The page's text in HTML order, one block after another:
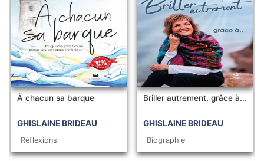
À chacun sa barque
GHISLAINE BRIDEAU
Réflexions
Briller autrement, grâce à...
GHISLAINE BRIDEAU
Biographie